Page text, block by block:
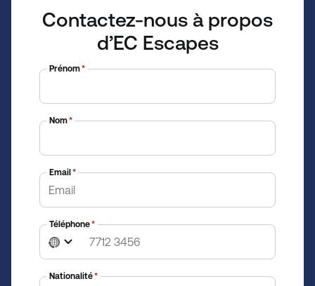
Contactez-nous à propos
d’EC Escapes
Prénom*
Nom*
Email *
Téléphone*
N
o
c
Nationalité*